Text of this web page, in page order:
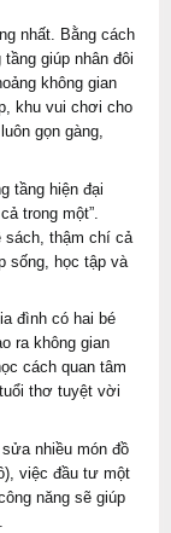
nhất. Bằng cách
giúp nhân đôi
không gian
khu vui chơi cho
gọn gàng,
tầng hiện đại
trong một”.
sách, thậm chí cả
sống, học tập và
đình có hai bé
ra không gian
cách quan tâm
thơ tuyệt vời
nhiều món đồ
việc đầu tư một
năng sẽ giúp